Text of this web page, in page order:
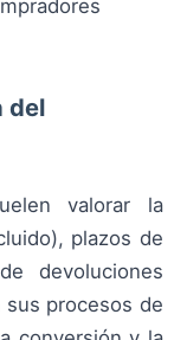
del
valorar la
plazos de
devoluciones
procesos de